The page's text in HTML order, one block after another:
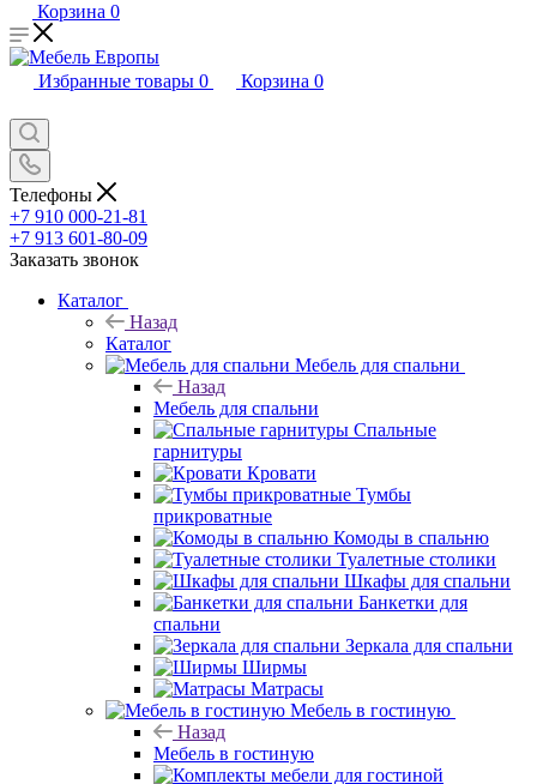
Корзина 0
Избранные товары 0 Корзина 0
Телефоны
+7 910 000-21-81
+7 913 601-80-09
Заказать звонок
Каталог
Назад
Каталог
Мебель для спальни
Назад
Мебель для спальни
Спальные
гарнитуры
Кровати
Тумбы
прикроватные
Комоды в спальню
Туалетные столики
Шкафы для спальни
Банкетки для
спальни
Зеркала для спальни
Ширмы
Матрасы
Мебель в гостиную
Назад
Мебель в гостиную